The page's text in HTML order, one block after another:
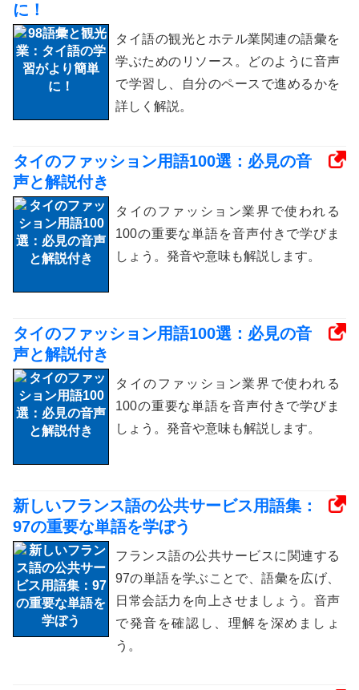
に！
タイ語の観光とホテル業関連の語彙を
学ぶためのリソース。どのように音声
で学習し、自分のペースで進めるかを
詳しく解説。
タイのファッション用語100選：必見の音
声と解説付き
タイのファッション業界で使われる
100の重要な単語を音声付きで学びま
しょう。発音や意味も解説します。
タイのファッション用語100選：必見の音
声と解説付き
タイのファッション業界で使われる
100の重要な単語を音声付きで学びま
しょう。発音や意味も解説します。
新しいフランス語の公共サービス用語集：
97の重要な単語を学ぼう
フランス語の公共サービスに関連する
97の単語を学ぶことで、語彙を広げ、
日常会話力を向上させましょう。音声
で発音を確認し、理解を深めましょ
う。